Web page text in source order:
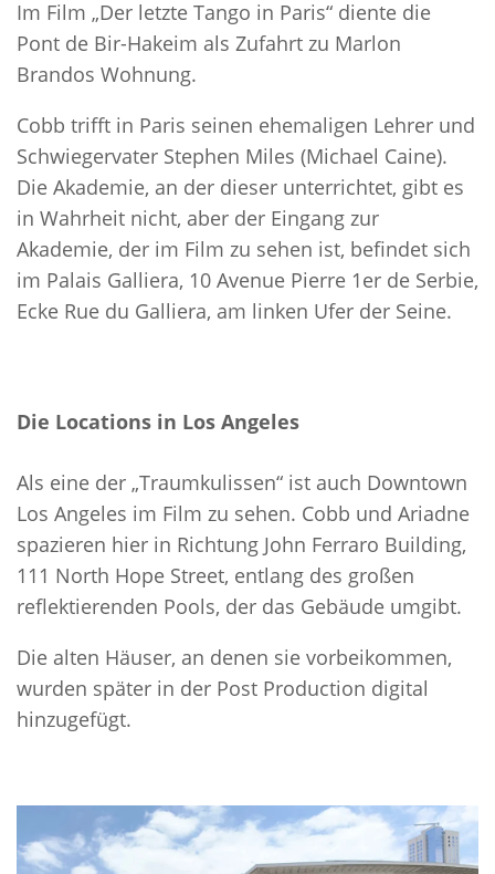
Im Film „Der letzte Tango in Paris“ diente die
Pont de Bir-Hakeim als Zufahrt zu Marlon
Brandos Wohnung.
Cobb trifft in Paris seinen ehemaligen Lehrer und
Schwiegervater Stephen Miles (Michael Caine).
Die Akademie, an der dieser unterrichtet, gibt es
in Wahrheit nicht, aber der Eingang zur
Akademie, der im Film zu sehen ist, befindet sich
im Palais Galliera, 10 Avenue Pierre 1er de Serbie,
Ecke Rue du Galliera, am linken Ufer der Seine.
Die Locations in Los Angeles
Als eine der „Traumkulissen“ ist auch Downtown
Los Angeles im Film zu sehen. Cobb und Ariadne
spazieren hier in Richtung John Ferraro Building,
111 North Hope Street, entlang des großen
reflektierenden Pools, der das Gebäude umgibt.
Die alten Häuser, an denen sie vorbeikommen,
wurden später in der Post Production digital
hinzugefügt.